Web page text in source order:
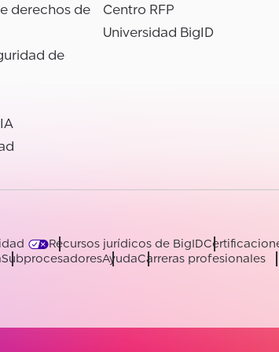
derechos de
de
Centro RFP
Universidad BigID
Recursos jurídicos de BigID
SubprocesadoresAyudaCarreras profesionales